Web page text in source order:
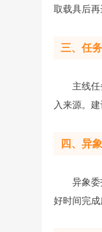
取载具后再
三、任
主线
入来源。
四、异
异象
好时间完成